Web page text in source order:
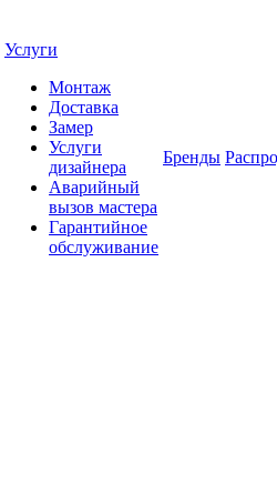
Услуги
Монтаж
Доставка
Замер
Услуги
дизайнера
Аварийный
вызов мастера
Гарантийное
обслуживание
Бренды